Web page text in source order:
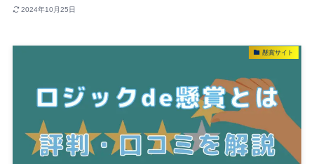
2024年10月25日
懸賞サイト